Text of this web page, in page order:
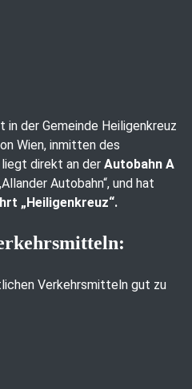
der Gemeinde Heiligenkreuz
Wien, inmitten des
direkt an der Autobahn A
Autobahn“, und hat
„Heiligenkreuz“.
Verkehrsmitteln gut zu